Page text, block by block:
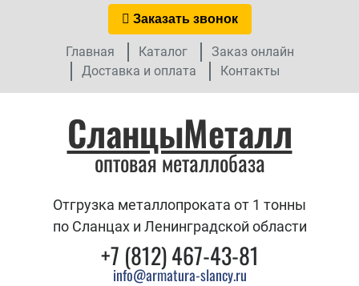
Заказать звонок
Главная Каталог
Заказ онлайн
Доставка и оплата
Контакты
СланцыМеталл
оптовая металлобаза
Отгрузка металлопроката от 1 тонны
по Сланцах и Ленинградской области
+7 (812) 467-43-81
info@armatura-slancy.ru